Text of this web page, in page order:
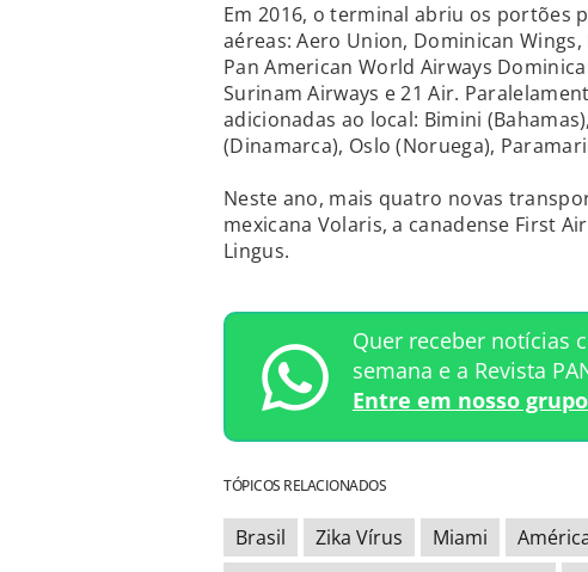
Em 2016, o terminal abriu os portões
aéreas: Aero Union, Dominican
Pan American World Airways
Surinam Airways e 21 Air.
adicionadas ao local: Bimini
(Dinamarca), Oslo (Noruega),
Neste ano, mais quatro novas
mexicana Volaris, a canadense First
Lingus.
Quer receber notícias
semana e a Revista
Entre em nosso
TÓPICOS RELACIONADOS
Brasil Zika Vírus Miami